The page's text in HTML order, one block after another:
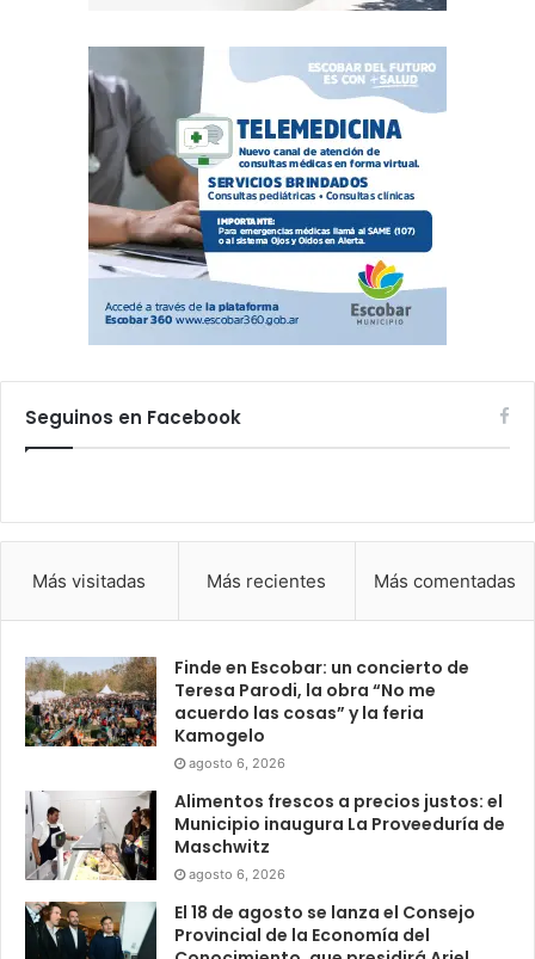
Seguinos en Facebook
Más visitadas Más recientes Más comentadas
Finde en Escobar: un concierto de
Teresa Parodi, la obra “No me
acuerdo las cosas” y la feria
Kamogelo
agosto 6, 2026
Alimentos frescos a precios justos: el
Municipio inaugura La Proveeduría de
Maschwitz
agosto 6, 2026
El 18 de agosto se lanza el Consejo
Provincial de la Economía del